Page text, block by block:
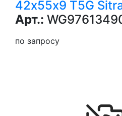
42х55х9 T5G
Арт.:
по запросу